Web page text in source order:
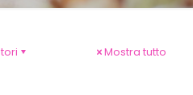
Mostra tutto